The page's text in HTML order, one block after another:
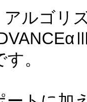
アルゴリ
。